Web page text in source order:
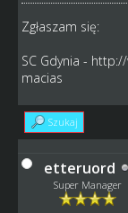
Zgłaszam się:
SC Gdynia -
macias
Szukaj
etteruord
Super Manager